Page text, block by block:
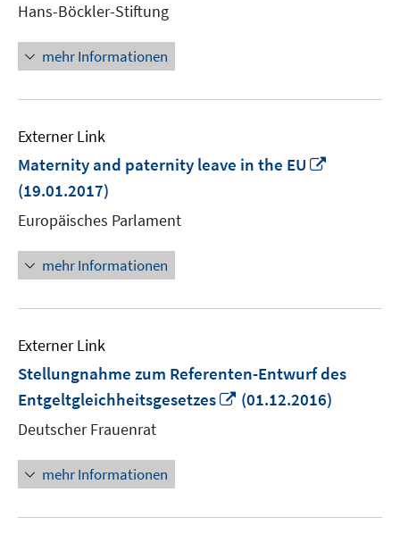
Hans-Böckler-Stiftung
mehr Informationen
Externer Link
Maternity and paternity leave in the EU
(19.01.2017)
Europäisches Parlament
mehr Informationen
Externer Link
Stellungnahme zum Referenten-Entwurf des
Entgeltgleichheitsgesetzes
In
(01.12.2016)
Deutscher Frauenrat
mehr Informationen